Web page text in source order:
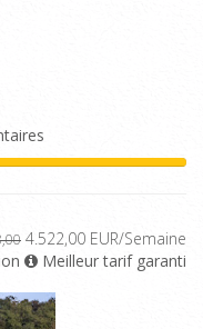
4.522,00 EUR/Semaine
Meilleur tarif garanti